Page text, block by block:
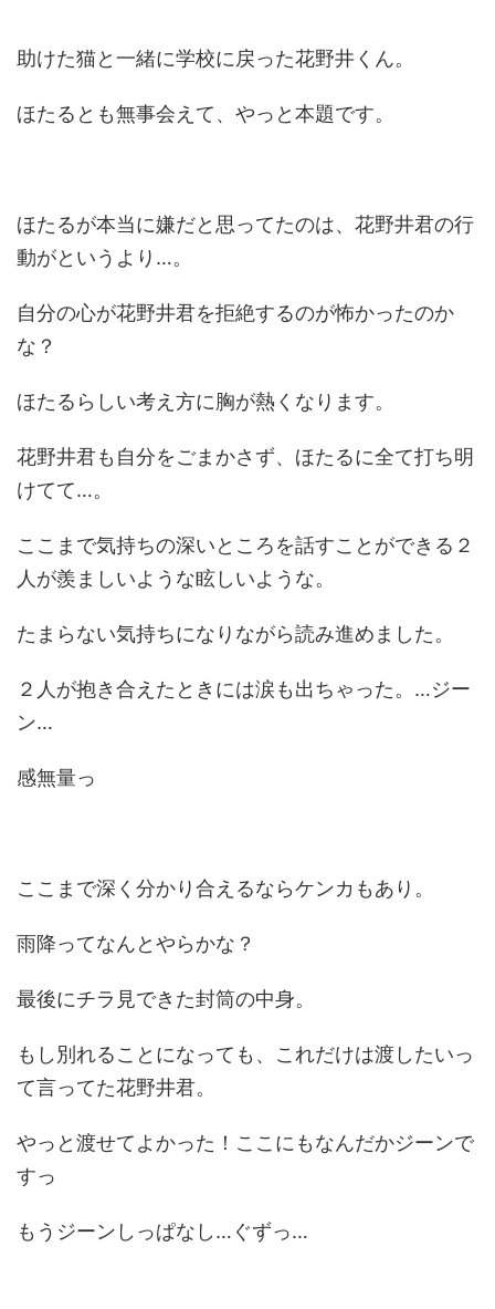
助けた猫と一緒に学校に戻った花野井くん。
ほたるとも無事会えて、やっと本題です。
ほたるが本当に嫌だと思ってたのは、花野井君の行
動がというより…。
自分の心が花野井君を拒絶するのが怖かったのか
な？
ほたるらしい考え方に胸が熱くなります。
花野井君も自分をごまかさず、ほたるに全て打ち明
けてて…。
ここまで気持ちの深いところを話すことができる２
人が羨ましいような眩しいような。
たまらない気持ちになりながら読み進めました。
２人が抱き合えたときには涙も出ちゃった。…ジー
ン…
感無量っ
ここまで深く分かり合えるならケンカもあり。
雨降ってなんとやらかな？
最後にチラ見できた封筒の中身。
もし別れることになっても、これだけは渡したいっ
て言ってた花野井君。
やっと渡せてよかった！ここにもなんだかジーンで
すっ
もうジーンしっぱなし…ぐずっ…